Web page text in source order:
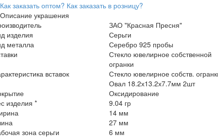
Как заказать оптом? Как заказать в розницу?
Описание украшения
ЗАО "Красная Пресня"
изделия
Серьги
металла
Серебро 925 пробы
Стекло ювелирное собственной
огранки
вставок
Стекло ювелирное собств.
Овал 18.2х13.2х7.7мм 2шт
Оксидирование
изделия *
9.04 гр
14 мм
27 мм
зона серьги
6 мм